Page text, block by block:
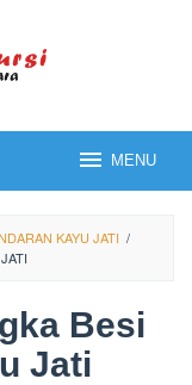
MENU
KAYU JATI /
Besi
Jati